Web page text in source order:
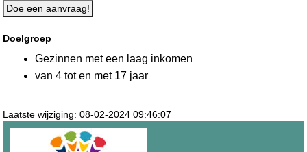
Doe een aanvraag!
Doelgroep
Gezinnen met een laag inkomen
van 4 tot en met 17 jaar
Laatste wijziging: 08-02-2024 09:46:07